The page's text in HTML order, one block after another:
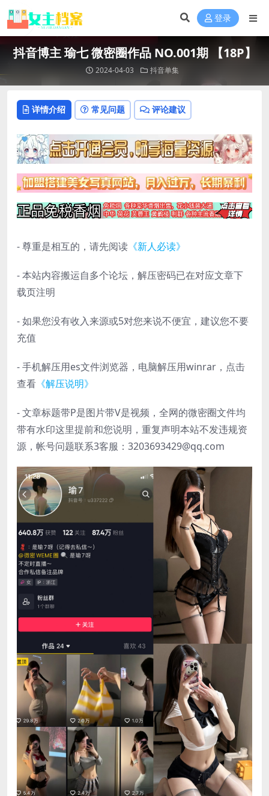
登录
抖音博主 瑜七 微密圈作品 NO.001期 【18P】
2024-04-03 抖音单集
详情介绍 常见问题 评论建议
- 尊重是相互的，请先阅读 《新人必读》
- 本站内容搬运自多个论坛，解压密码已在对应文章下
载页注明
- 如果您没有收入来源或5对您来说不便宜，建议您不要
充值
- 手机解压用es文件浏览器，电脑解压用winrar，点击
查看 《解压说明》
- 文章标题带P是图片带V是视频，全网的微密圈文件均
带有水印这里提前和您说明，重复声明本站不发违规资
源，帐号问题联系3客服：3203693429@qq.com